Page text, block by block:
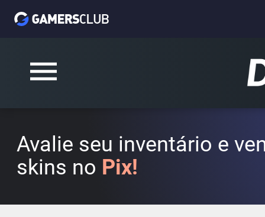
Avalie seu inventário e
skins no Pix!